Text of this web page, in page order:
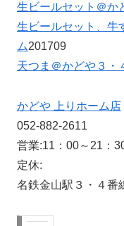
生ビールセット＠か
生ビールセット、牛
ム201709
天つま＠かどや３・
かどや 上りホーム店
052-882-2611
営業:11：00～21：
定休:
名鉄金山駅３・４番